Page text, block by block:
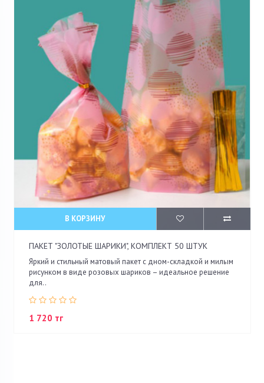
В КОРЗИНУ
ПАКЕТ "ЗОЛОТЫЕ ШАРИКИ", КОМПЛЕКТ 50 ШТУК
Яркий и стильный матовый пакет с дном-складкой и милым
рисунком в виде розовых шариков – идеальное решение
для..
1 720 тг